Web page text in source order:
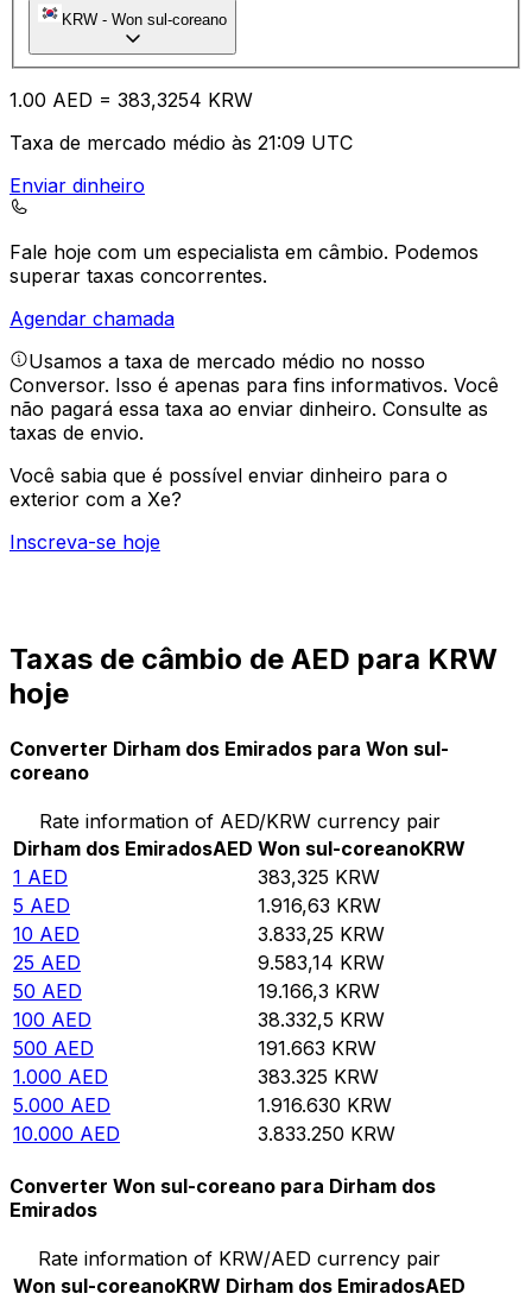
KRW - Won sul-coreano
1.00 AED = 383,3254 KRW
Taxa de mercado médio às 21:09 UTC
Enviar dinheiro
Fale hoje com um especialista em câmbio. Podemos
superar taxas concorrentes.
Agendar chamada
Usamos a taxa de mercado médio no nosso
Conversor. Isso é apenas para fins informativos. Você
não pagará essa taxa ao enviar dinheiro. Consulte as
taxas de envio.
Você sabia que é possível enviar dinheiro para o
exterior com a Xe?
Inscreva-se hoje
Taxas de câmbio de AED para KRW
hoje
Converter Dirham dos Emirados para Won sul-
coreano
Rate information of AED/KRW currency pair
Dirham dos EmiradosAED Won sul-coreanoKRW
1 AED 383,325 KRW
5 AED 1.916,63 KRW
10 AED 3.833,25 KRW
25 AED 9.583,14 KRW
50 AED 19.166,3 KRW
100 AED 38.332,5 KRW
500 AED 191.663 KRW
1.000 AED 383.325 KRW
5.000 AED 1.916.630 KRW
10.000 AED 3.833.250 KRW
Converter Won sul-coreano para Dirham dos
Emirados
Rate information of KRW/AED currency pair
Won sul-coreanoKRW Dirham dos EmiradosAED